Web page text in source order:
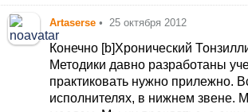
Artaserse • 25 октября 2012
Конечно [b]Хронический
Методики давно разработаны
практиковать нужно прилежно.
исполнителях, в нижнем звене.